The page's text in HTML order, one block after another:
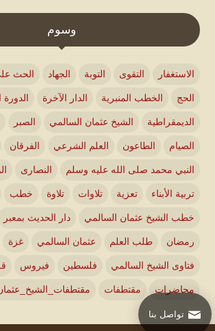
وسوم
الاستغفار التقوى التوبة الجهاد الحث
الحج الخطب المنبرية الدار الآخرة الدورة
الديمقراطية الشيخ عثمان السالمي الصبر
الصيام الطاعون العلم الشرعي الفرقان
النبي محمد صلى الله عليه وسلم النصارى
تربية الأبناء تعزية تلاوات تلاوة خطب
خطب الشيخ عثمان السالمي دار الحديث بمعبر
رمضان طلب العلم عثمان السالمي غزة
فتاوى الشيخ السالمي فلسطين فيروس
محاضرات مقتطفات
تواصل بنا